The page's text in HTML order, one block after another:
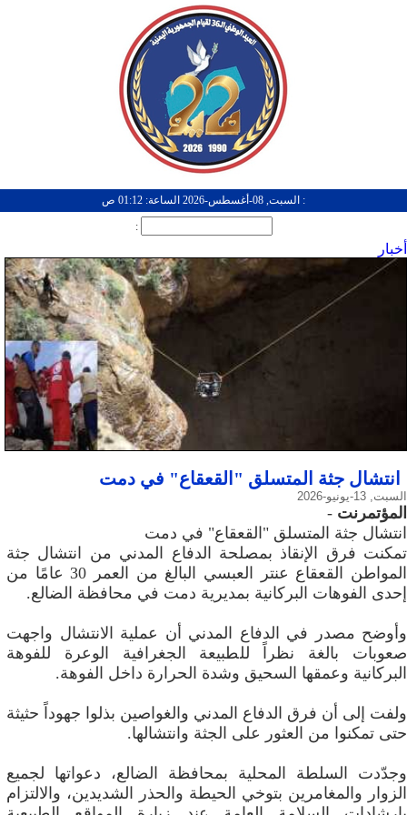
: السبت, 08-أغسطس-2026 الساعة: 01:12 ص
:
أخبار
انتشال جثة المتسلق "القعقاع" في دمت
السبت, 13-يونيو-2026
المؤتمرنت -
انتشال جثة المتسلق "القعقاع" في دمت
تمكنت فرق الإنقاذ بمصلحة الدفاع المدني من انتشال جثة
المواطن القعقاع عنتر العبسي البالغ من العمر 30 عامًا من
إحدى الفوهات البركانية بمديرية دمت في محافظة الضالع.
وأوضح مصدر في الدفاع المدني أن عملية الانتشال واجهت
صعوبات بالغة نظراً للطبيعة الجغرافية الوعرة للفوهة
البركانية وعمقها السحيق وشدة الحرارة داخل الفوهة.
ولفت إلى أن فرق الدفاع المدني والغواصين بذلوا جهوداً حثيثة
حتى تمكنوا من العثور على الجثة وانتشالها.
وجدّدت السلطة المحلية بمحافظة الضالع، دعواتها لجميع
الزوار والمغامرين بتوخي الحيطة والحذر الشديدين، والالتزام